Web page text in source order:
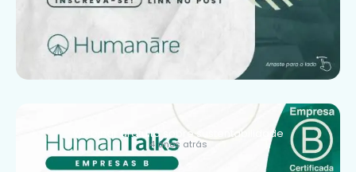
Webinar gratuito sobre sustentabilidade
4 anos atrás